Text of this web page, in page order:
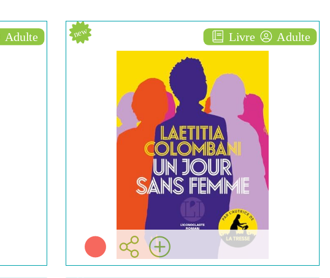
Adulte Livre Adulte
new
Un jour sans femme
ROMAN
Laetitia COLOMBANI
L'iconoclaste ( Paris -
Plus d'infos